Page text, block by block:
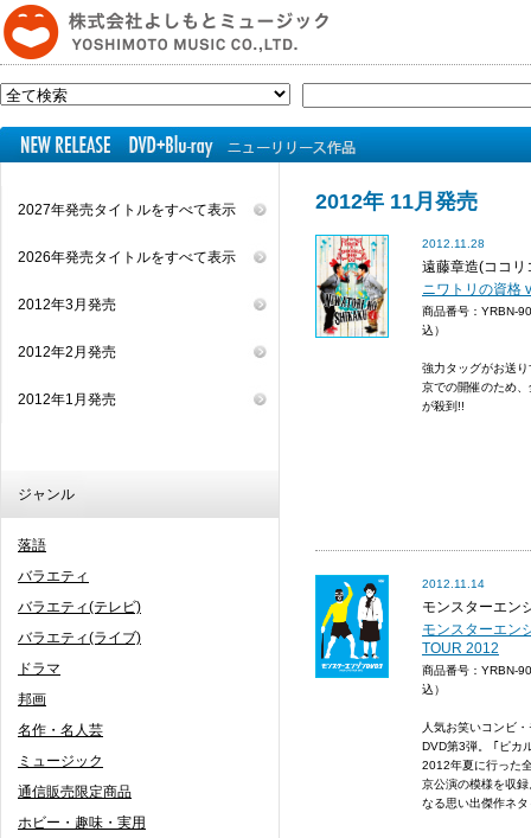
2027年発売タイトルをすべて表示
2026年発売タイトルをすべて表示
2012年3月発売
2012年2月発売
2012年1月発売
ジャンル
落語
バラエティ
バラエティ(テレビ)
バラエティ(ライブ)
ドラマ
邦画
名作・名人芸
ミュージック
通信販売限定商品
ホビー・趣味・実用
2012年 11月発売
2012.11.28
遠藤章造(ココリ
ニワトリの資格
商品番号：YRBN-
込）
強力タッグがお送
京での開催のため
が殺到!!
2012.11.14
モンスターエン
モンスターエン
TOUR 2012
商品番号：YRBN-
込）
人気お笑いコンビ
DVD第3弾。 ｢ピカ
2012年夏に行った
京公演の模様を収
なる思い出傑作ネ